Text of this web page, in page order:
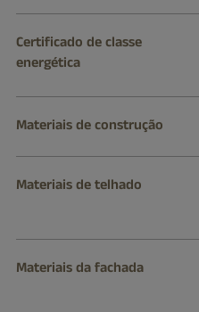
Certificado de classe
energética
Materiais de construção
Materiais de telhado
Materiais da fachada